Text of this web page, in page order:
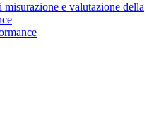
misurazione e valutazione della